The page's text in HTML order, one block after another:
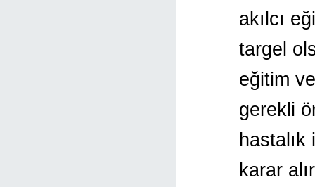
akılcı
targel
eğitim
gerekli
hastalık
karar